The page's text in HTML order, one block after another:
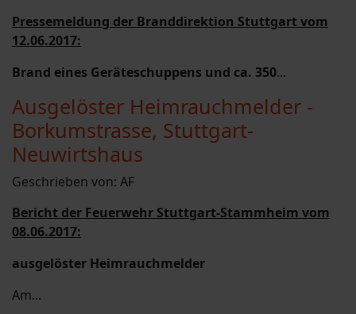
Pressemeldung der Branddirektion Stuttgart vom
12.06.2017:
Brand eines Geräteschuppens und ca. 350...
Ausgelöster Heimrauchmelder -
Borkumstrasse, Stuttgart-
Neuwirtshaus
Geschrieben von: AF
Bericht der Feuerwehr Stuttgart-Stammheim vom
08.06.2017:
ausgelöster Heimrauchmelder
Am...